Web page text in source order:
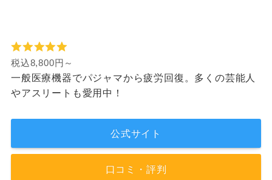
税込8,800円～
一般医療機器でパジャマから疲労回復。多くの芸能人
やアスリートも愛用中！
公式サイト
口コミ・評判